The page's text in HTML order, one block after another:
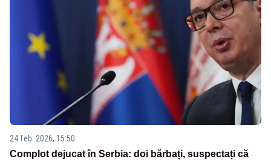
24 feb. 2026, 15:50
Complot dejucat în Serbia: doi bărbați, suspectați că